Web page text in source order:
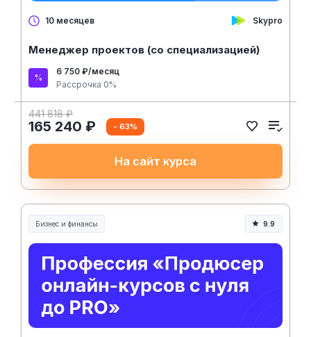
10 месяцев Skypro
Менеджер проектов (со специализацией)
6 750 ₽/месяц
Рассрочка 0%
441 818 ₽
165 240 ₽ - 63%
На сайт курса
Бизнес и финансы 9.9